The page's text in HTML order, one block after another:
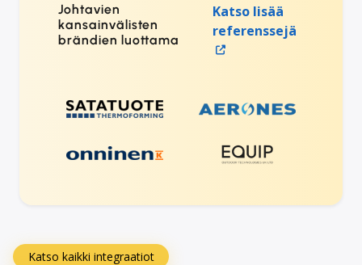
Johtavien
kansainvälisten
brändien luottama
Katso lisää
referenssejä
Katso kaikki integraatiot